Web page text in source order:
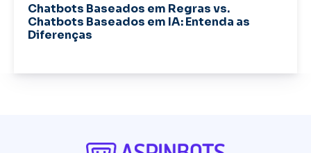
Chatbots Baseados em Regras vs.
Chatbots Baseados em IA: Entenda as
Diferenças